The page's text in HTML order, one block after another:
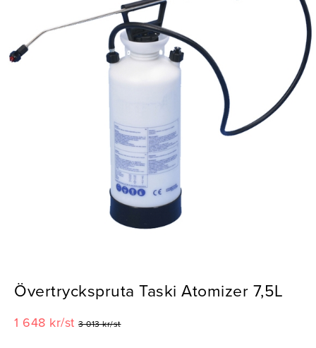
Övertryckspruta Taski Atomizer 7,5L
1 648 kr/st 3 013 kr/st